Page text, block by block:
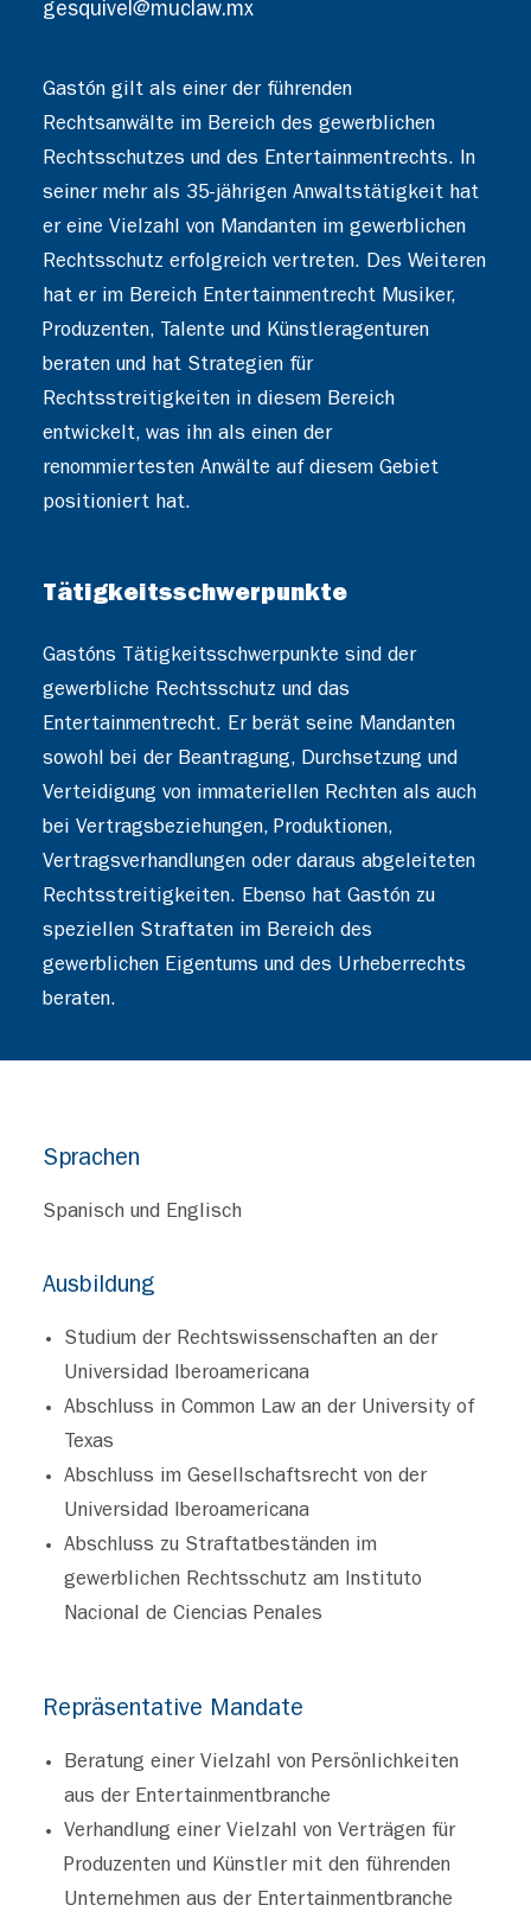
gesquivel@muclaw.mx
Gastón gilt als einer der führenden
Rechtsanwälte im Bereich des gewerblichen
Rechtsschutzes und des Entertainmentrechts. In
seiner mehr als 35-jährigen Anwaltstätigkeit hat
er eine Vielzahl von Mandanten im gewerblichen
Rechtsschutz erfolgreich vertreten. Des Weiteren
hat er im Bereich Entertainmentrecht Musiker,
Produzenten, Talente und Künstleragenturen
beraten und hat Strategien für
Rechtsstreitigkeiten in diesem Bereich
entwickelt, was ihn als einen der
renommiertesten Anwälte auf diesem Gebiet
positioniert hat.
Tätigkeitsschwerpunkte
Gastóns Tätigkeitsschwerpunkte sind der
gewerbliche Rechtsschutz und das
Entertainmentrecht. Er berät seine Mandanten
sowohl bei der Beantragung, Durchsetzung und
Verteidigung von immateriellen Rechten als auch
bei Vertragsbeziehungen, Produktionen,
Vertragsverhandlungen oder daraus abgeleiteten
Rechtsstreitigkeiten. Ebenso hat Gastón zu
speziellen Straftaten im Bereich des
gewerblichen Eigentums und des Urheberrechts
beraten.
Sprachen
Spanisch und Englisch
Ausbildung
Studium der Rechtswissenschaften an der
Universidad Iberoamericana
Abschluss in Common Law an der University of
Texas
Abschluss im Gesellschaftsrecht von der
Universidad Iberoamericana
Abschluss zu Straftatbeständen im
gewerblichen Rechtsschutz am Instituto
Nacional de Ciencias Penales
Repräsentative Mandate
Beratung einer Vielzahl von Persönlichkeiten
aus der Entertainmentbranche
Verhandlung einer Vielzahl von Verträgen für
Produzenten und Künstler mit den führenden
Unternehmen aus der Entertainmentbranche